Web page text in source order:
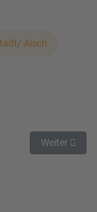
Aisch
Nächster
Weiter